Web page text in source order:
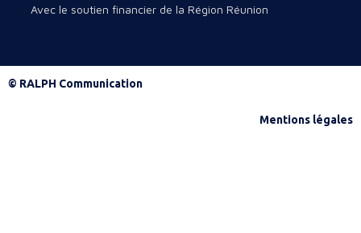
Avec le soutien financier de la Région Réunion
© RALPH Communication
Mentions légales